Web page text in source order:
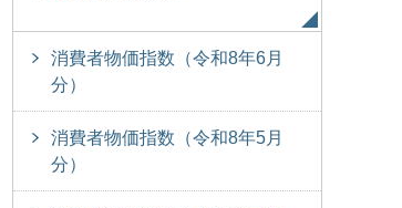
消費者物価指数（令和8年6月
分）
消費者物価指数（令和8年5月
分）